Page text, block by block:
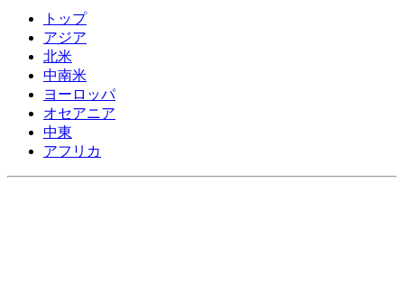
トップ
アジア
北米
中南米
ヨーロッパ
オセアニア
中東
アフリカ